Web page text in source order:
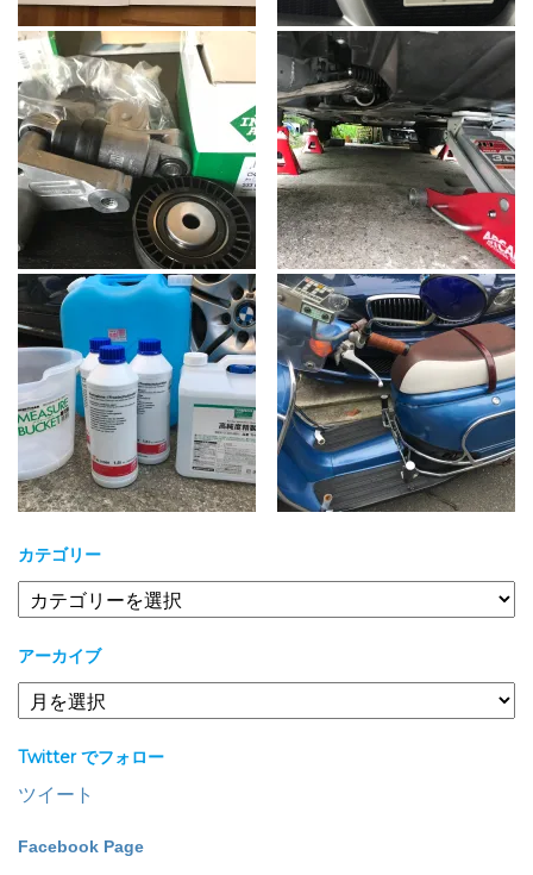
カテゴリー
テ
リ
ー
アーカイブ
ア
ー
イ
ブ
Twitter でフォロー
ツイート
Facebook Page